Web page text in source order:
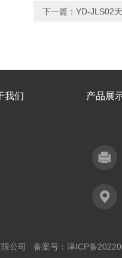
下一篇： YD-JLS02
我们 产品展
公司 备案号： 津ICP备